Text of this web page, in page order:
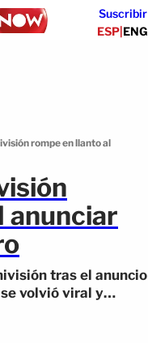
Suscribir
ESP|ENG
rompe en llanto al
anunciar
tras el anuncio
volvió viral y